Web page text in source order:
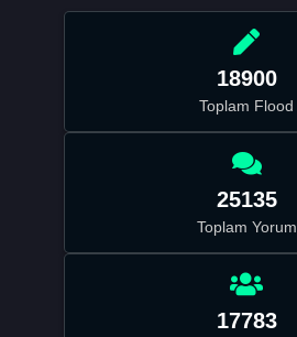
18900
Toplam Flood
25135
Toplam Yorum
17783